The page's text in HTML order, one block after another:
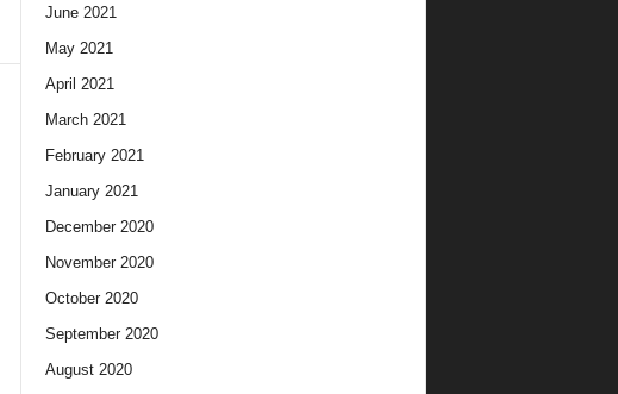
June 2021
May 2021
April 2021
March 2021
February 2021
January 2021
December 2020
November 2020
October 2020
September 2020
August 2020